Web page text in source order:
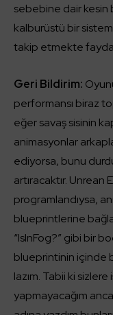
sebebine dair kesin
kalburüstü bir
takip etmekte
Geri Bildirim:
performansı biraz
eğer savaş sisinin
animasyonlar
ediyorsa, bunu
artıracaktır.
programlandıysa,
blueprintlerine
“IsInFog?” gibi bir
blueprintinin içinde
lazım. Tabii ki
yapmayacağım